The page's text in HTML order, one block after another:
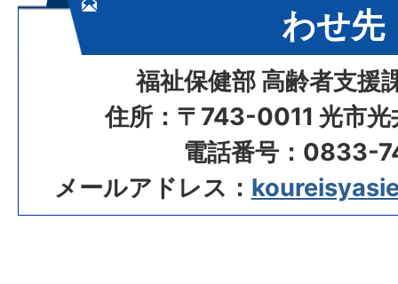
わせ先
福祉保健部 高齢者支援
住所：〒743-0011 光市光
電話番号：0833-
メールアドレス：